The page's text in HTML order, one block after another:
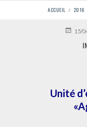
D'ARIANE
ACCUEIL 2016
PUBLIÉ
15/
Unité